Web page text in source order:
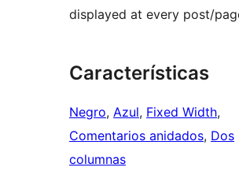
displayed at every post/
Características
Negro, Azul, Fixed Width
Comentarios anidados, Dos
columnas